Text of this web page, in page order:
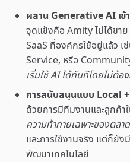
ผสาน Generative AI เ
จุดแข็งคือ Amity ไม่ได้ขา
SaaS ที่องค์กรใช้อยู่แล้ว
Service, หรือ
เริ่มใช้ AI ได้ทันทีโดยไม่ต้
การสนับสนุนแบบ Local
ด้วยการมีทีมงานและลูกค้า
ความท้าทายเฉพาะของตลา
และการใช้งานจริง แต่ก็ยัง
พัฒนาเทคโนโลยี